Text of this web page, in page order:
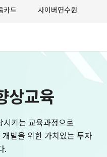
카드 사이버연수원
상교육
키는 교육과정으로
발을 위한 가치있는 투자
.